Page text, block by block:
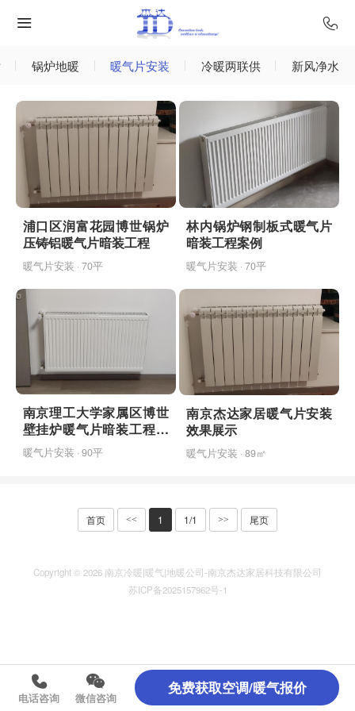
锅炉地暖 暖气片安装 冷暖两联供 新风净水
浦口区润富花园博世锅炉
压铸铝暖气片暗装工程
暖气片安装 · 70平
林内锅炉钢制板式暖气片
暗装工程案例
暖气片安装 · 70平
南京理工大学家属区博世
壁挂炉暖气片暗装工程完
工案例
暖气片安装 · 90平
南京杰达家居暖气片安装
效果展示
暖气片安装 · 89㎡
首页 << 1 1/1 >> 尾页
Copyright © 2026 南京冷暖|暖气|地暖公司-南京杰达家居科技有限公司
苏ICP备2025157962号-1
电话咨询 微信咨询
免费获取空调/暖气报价